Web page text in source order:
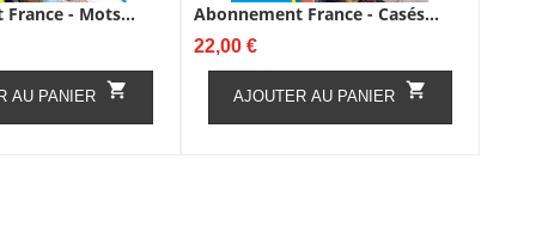
- Mots...
AU PANIER 
Abonnement France - Casés...
Prix
22,00 €
AJOUTER AU PANIER 